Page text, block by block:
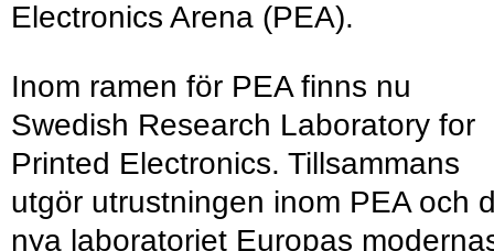
Electronics Arena (PEA).
Inom ramen för PEA finns nu
Swedish Research Laboratory for
Printed Electronics. Tillsammans
utgör utrustningen inom PEA och
nya laboratoriet Europas